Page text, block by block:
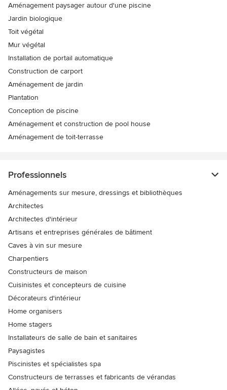
Aménagement paysager autour d'une piscine
Jardin biologique
Toit végétal
Mur végétal
Installation de portail automatique
Construction de carport
Aménagement de jardin
Plantation
Conception de piscine
Aménagement et construction de pool house
Aménagement de toit-terrasse
Professionnels
Aménagements sur mesure, dressings et bibliothèques
Architectes
Architectes d'intérieur
Artisans et entreprises générales de bâtiment
Caves à vin sur mesure
Charpentiers
Constructeurs de maison
Cuisinistes et concepteurs de cuisine
Décorateurs d'intérieur
Home organisers
Home stagers
Installateurs de salle de bain et sanitaires
Paysagistes
Piscinistes et spécialistes spa
Constructeurs de terrasses et fabricants de vérandas